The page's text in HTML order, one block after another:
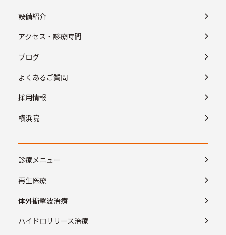
設備紹介
アクセス・診療時間
ブログ
よくあるご質問
採用情報
横浜院
診療メニュー
再生医療
体外衝撃波治療
ハイドロリリース治療